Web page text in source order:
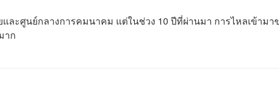
ละศูนย์กลางการคมนาคม แต่ในช่วง 10 ปีที่ผ่านมา การไหลเข้ามา
าก